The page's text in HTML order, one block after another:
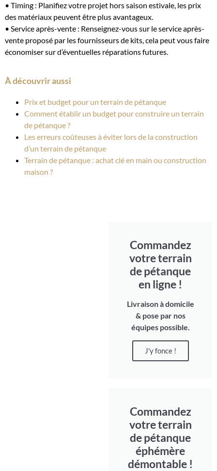
• Timing : Planifiez votre projet hors saison estivale, les prix
des matériaux peuvent être plus avantageux.
• Service après-vente : Renseignez-vous sur le service après-
vente proposé par les fournisseurs de kits, cela peut vous faire
économiser sur d’éventuelles réparations futures.
À découvrir aussi
Prix et budget pour un terrain de pétanque
Comment établir un budget pour construire un terrain
de pétanque ?
Les erreurs coûteuses à éviter lors de la construction
d’un terrain de pétanque
Terrain de pétanque : achat clé en main ou construction
maison ?
Commandez
votre terrain
de pétanque
en ligne !
Livraison à domicile
& pose par nos
équipes possible.
J'y fonce !
Commandez
votre terrain
de pétanque
éphémère
démontable !